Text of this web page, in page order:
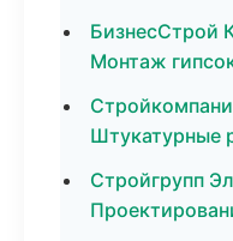
БизнесСтрой
Монтаж
Штукатурные
Стройгрупп